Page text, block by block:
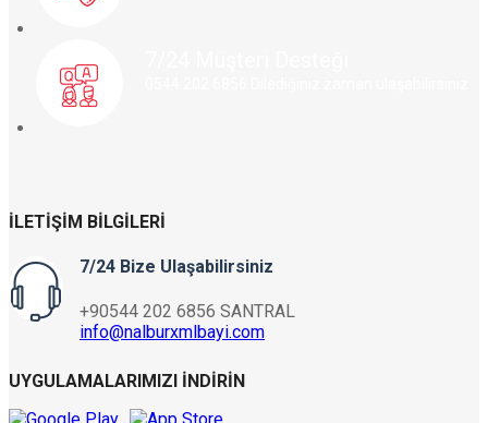
İLETIŞIM BILGILERI
7/24 Bize Ulaşabilirsiniz
+90544 202 6856 SANTRAL
info@nalburxmlbayi.com
UYGULAMALARIMIZI İNDIRIN